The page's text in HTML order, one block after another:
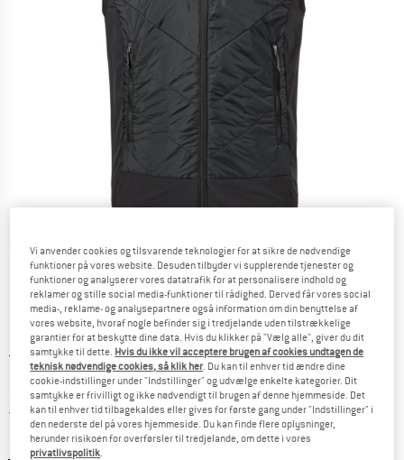
Detaljevisning
Original pris :
149,95€
Pris:
104,97€ inkl. moms.
KR784,71
Gratis forsendelse(DK)Danmark. Oplysninger om
Farve:Black
Vi anvender cookies og tilsvarende teknologier for at sikre de nødvendige
funktioner på vores website. Desuden tilbyder vi supplerende tjenester og
funktioner og analyserer vores datatrafik for at personalisere indhold og
reklamer og stille social media-funktioner til rådighed. Derved får vores social
media-, reklame- og analysepartnere også information om din benyttelse af
vores website, hvoraf nogle befinder sig i tredjelande uden tilstrækkelige
garantier for at beskytte dine data. Hvis du klikker på "Vælg alle", giver du dit
samtykke til dette. Hvis du ikke vil acceptere brugen af cookies undtagen de
teknisk nødvendige cookies, så klik her . Du kan til enhver tid ændre dine
cookie-indstillinger under "Indstillinger" og udvælge enkelte kategorier. Dit
samtykke er frivilligt og ikke nødvendigt til brugen af denne hjemmeside. Det
kan til enhver tid tilbagekaldes eller gives for første gang under "Indstillinger" i
den nederste del på vores hjemmeside. Du kan finde flere oplysninger,
herunder risikoen for overførsler til tredjelande, om dette i vores
privatlivspolitik